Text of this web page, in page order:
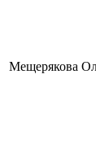
Мещерякова